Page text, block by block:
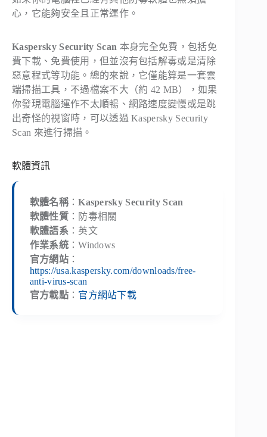
心，它能夠安全且正常運作。
Kaspersky Security Scan 本身完全免費，包括免
費下載、免費使用，但並沒有包括解毒或是清除
惡意程式等功能。總的來說，它僅能算是一套雲
端掃描工具，不過檔案不大（約 42 MB），如果
你發現電腦運作不太順暢、網路速度變慢或是跳
出奇怪的視窗時，可以透過 Kaspersky Security
Scan 來進行掃描。
軟體資訊
軟體名稱：Kaspersky Security Scan
軟體性質：防毒相關
軟體語系：英文
作業系統：Windows
官方網站：
https://usa.kaspersky.com/downloads/free-
anti-virus-scan
官方載點： 官方網站下載